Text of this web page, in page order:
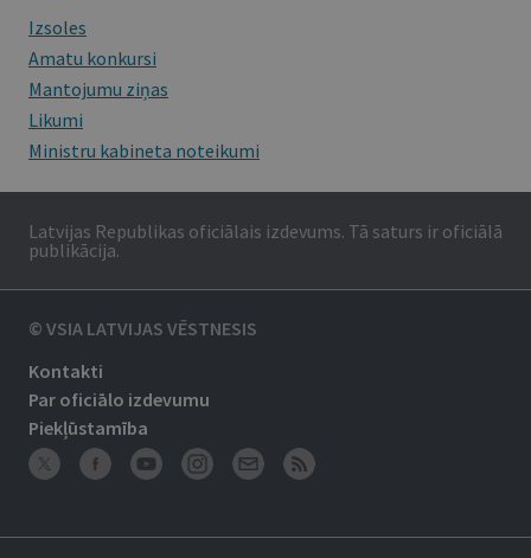
Izsoles
Amatu konkursi
Mantojumu ziņas
Likumi
Ministru kabineta noteikumi
Latvijas Republikas oficiālais izdevums. Tā saturs ir oficiālā
publikācija.
© VSIA LATVIJAS VĒSTNESIS
Kontakti
Par oficiālo izdevumu
Piekļūstamība